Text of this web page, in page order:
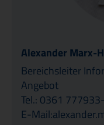
Alexander Marx-
Bereichsleiter
Angebot
Tel.: 0361
E-